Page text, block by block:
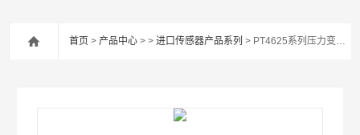
首页 >产品中心 > >进口传感器产品系列 > PT4625系列压力变送器